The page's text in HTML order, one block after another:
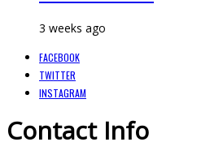
3 weeks ago
FACEBOOK
TWITTER
INSTAGRAM
Contact Info